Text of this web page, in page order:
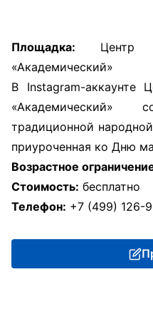
Площадка: Центр
«Академический»
В Instagram-аккаунте
традиционной
приуроченная ко Дню
Возрастное
Стоимость: бесплатно
Телефон: +7 (499) 126-